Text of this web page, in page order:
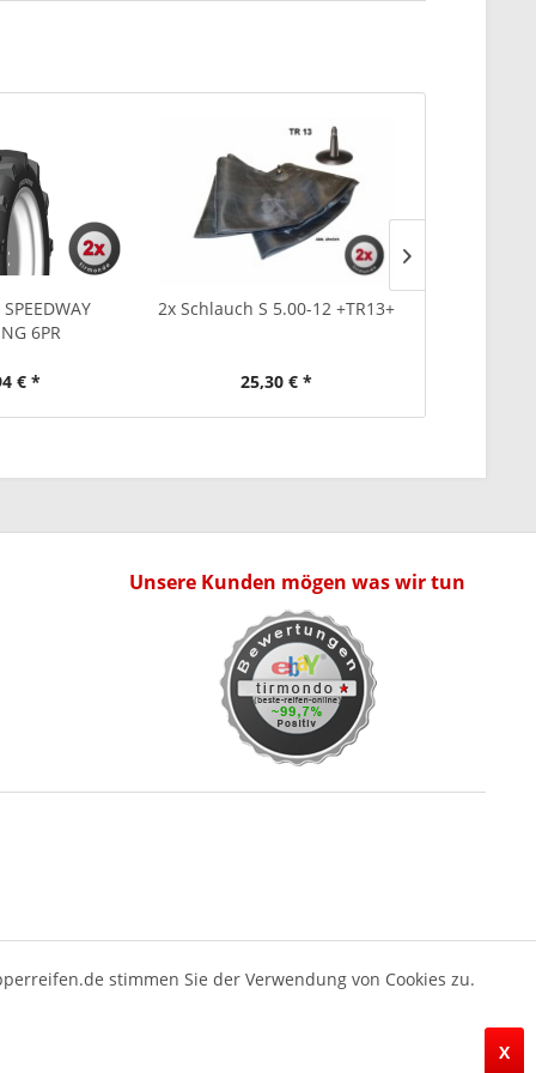
6PR
€ *
2x Schlauch S 5.00-12 +TR13+
25,30 € *
Unsere Kunden mögen was wir tun
stimmen Sie der Verwendung von Cookies zu.
X